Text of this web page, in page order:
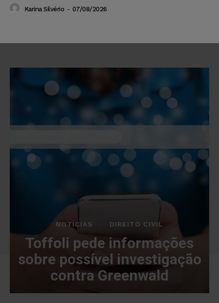
Karina Silvério - 07/08/2026